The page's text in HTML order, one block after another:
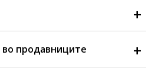
продавниците